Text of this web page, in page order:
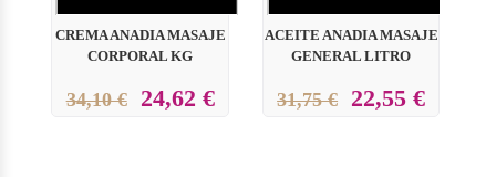
CREMA ANADIA MASAJE
CORPORAL KG
34,10 € 24,62 €
ACEITE ANADIA MASAJE
GENERAL LITRO
31,75 € 22,55 €